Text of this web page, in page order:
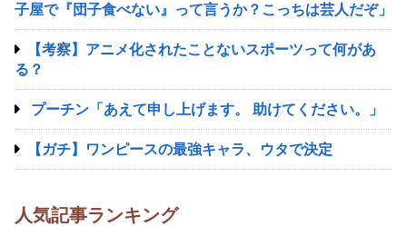
子屋で『団子食べない』って言うか？こっちは芸人だぞ」
【考察】アニメ化されたことないスポーツって何があ
る？
プーチン「あえて申し上げます。 助けてください。」
【ガチ】ワンピースの最強キャラ、ウタで決定
人気記事ランキング